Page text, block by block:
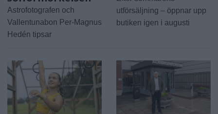
Astrofotografen och
Vallentunabon Per-Magnus
Hedén tipsar
utförsäljning – öppnar upp
butiken igen i augusti